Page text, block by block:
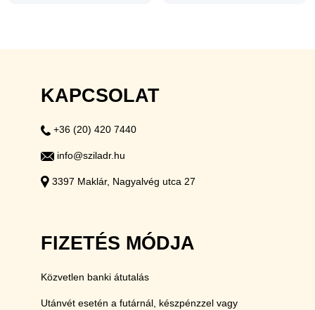
KAPCSOLAT
+36 (20) 420 7440
info@sziladr.hu
3397 Maklár, Nagyalvég utca 27
FIZETÉS MÓDJA
Közvetlen banki átutalás
Utánvét esetén a futárnál, készpénzzel vagy